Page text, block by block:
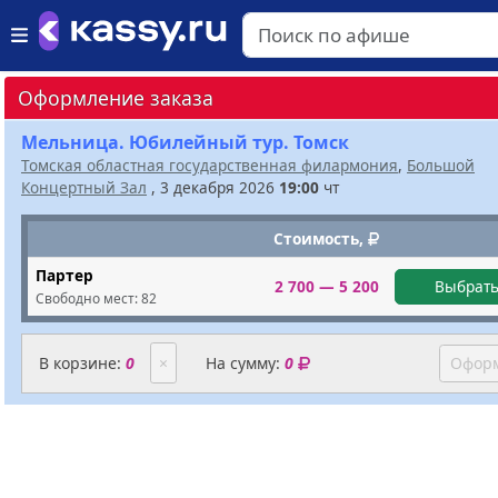
Оформление заказа
Мельница. Юбилейный тур. Томск
Томская областная государственная филармония, Большой
Концертный Зал , 3 декабря 2026 19:00 чт
Стоимость,
Партер
Свободно мест:82
2 700 — 5 200
В корзине: 0 × На сумму:0